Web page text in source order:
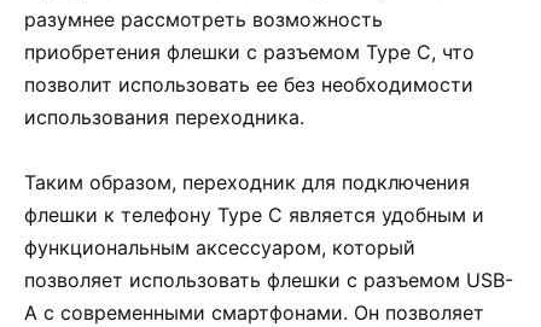
разумнее рассмотреть возможность
приобретения флешки с разъемом Type C, что
позволит использовать ее без необходимости
использования переходника.
Таким образом, переходник для подключения
флешки к телефону Type C является удобным и
функциональным аксессуаром, который
позволяет использовать флешки с разъемом USB-
A с современными смартфонами. Он позволяет